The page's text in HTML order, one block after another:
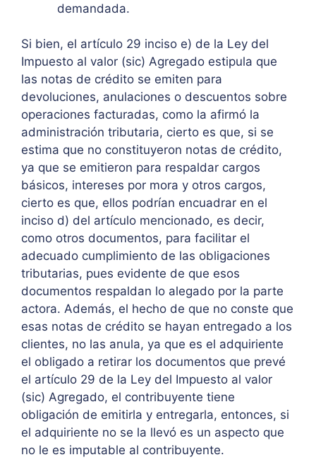
demandada.
Si bien, el artículo 29 inciso e) de la Ley del
Impuesto al valor (sic) Agregado estipula que
las notas de crédito se emiten para
devoluciones, anulaciones o descuentos sobre
operaciones facturadas, como la afirmó la
administración tributaria, cierto es que, si se
estima que no constituyeron notas de crédito,
ya que se emitieron para respaldar cargos
básicos, intereses por mora y otros cargos,
cierto es que, ellos podrían encuadrar en el
inciso d) del artículo mencionado, es decir,
como otros documentos, para facilitar el
adecuado cumplimiento de las obligaciones
tributarias, pues evidente de que esos
documentos respaldan lo alegado por la parte
actora. Además, el hecho de que no conste que
esas notas de crédito se hayan entregado a los
clientes, no las anula, ya que es el adquiriente
el obligado a retirar los documentos que prevé
el artículo 29 de la Ley del Impuesto al valor
(sic) Agregado, el contribuyente tiene
obligación de emitirla y entregarla, entonces, si
el adquiriente no se la llevó es un aspecto que
no le es imputable al contribuyente.